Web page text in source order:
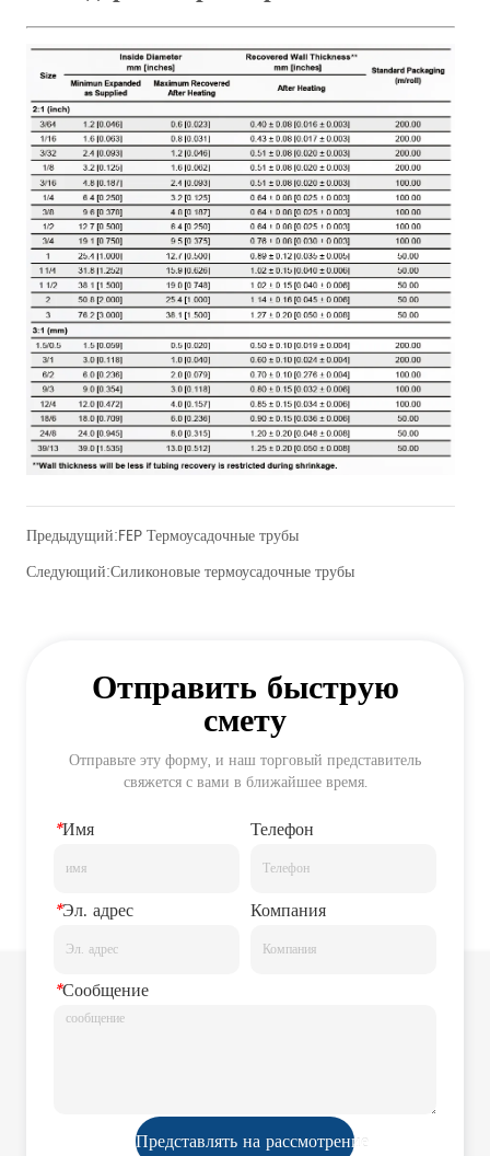
Предыдущий:FEP Термоусадочные трубы
Следующий:Силиконовые термоусадочные трубы
Отправить быструю
смету
Отправьте эту форму, и наш торговый представитель
свяжется с вами в ближайшее время.
*Имя Телефон
*Эл. адрес Компания
*Сообщение
Представлять на рассмотрение